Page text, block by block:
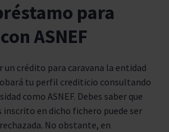
para
ASNEF
un crédito para caravana la entidad
tu perfil crediticio consultando
como ASNEF. Debes saber que
inscrito en dicho fichero puede ser
No obstante, en